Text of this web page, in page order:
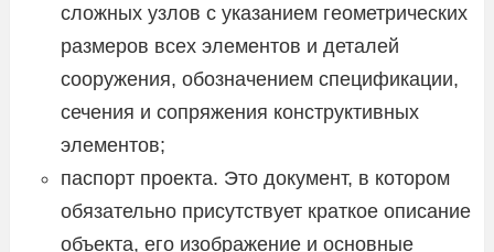
сложных узлов с указанием геометрических
размеров всех элементов и деталей
сооружения, обозначением спецификации,
сечения и сопряжения конструктивных
элементов;
паспорт проекта. Это документ, в котором
обязательно присутствует краткое описание
объекта, его изображение и основные